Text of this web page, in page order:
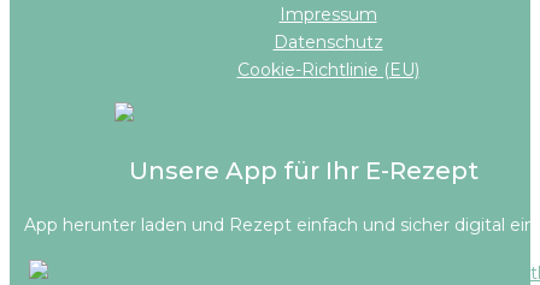
Impressum
Datenschutz
Cookie-Richtlinie (EU)
Unsere App für Ihr E-Rezept
App herunter laden und Rezept einfach und sicher digital